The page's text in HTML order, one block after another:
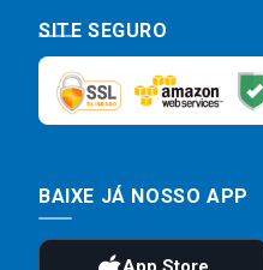
SITE SEGURO
BAIXE JÁ NOSSO APP